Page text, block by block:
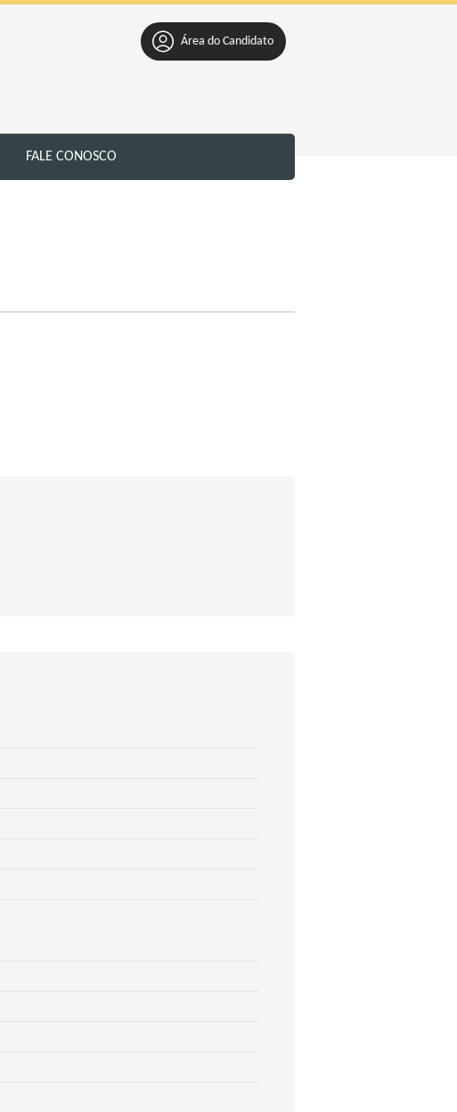
FALE CONOSCO
Área do Candidato